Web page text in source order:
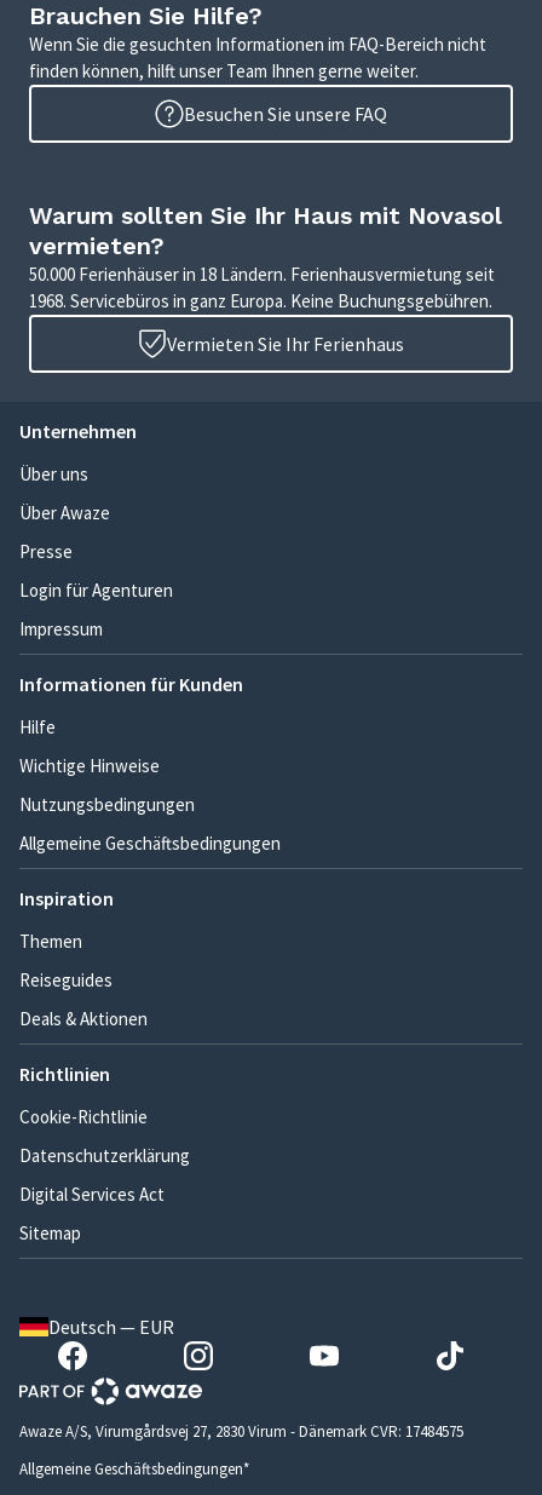
Brauchen Sie Hilfe?
Wenn Sie die gesuchten Informationen im FAQ-Bereich nicht
finden können, hilft unser Team Ihnen gerne weiter.
Besuchen Sie unsere FAQ
Warum sollten Sie Ihr Haus mit Novasol
vermieten?
50.000 Ferienhäuser in 18 Ländern. Ferienhausvermietung seit
1968. Servicebüros in ganz Europa. Keine Buchungsgebühren.
Vermieten Sie Ihr Ferienhaus
Unternehmen
Über uns
Über Awaze
Presse
Login für Agenturen
Impressum
Informationen für Kunden
Hilfe
Wichtige Hinweise
Nutzungsbedingungen
Allgemeine Geschäftsbedingungen
Inspiration
Themen
Reiseguides
Deals & Aktionen
Richtlinien
Cookie-Richtlinie
Datenschutzerklärung
Digital Services Act
Sitemap
Deutsch — EUR
Awaze A/S, Virumgårdsvej 27, 2830 Virum - Dänemark CVR: 17484575
Allgemeine Geschäftsbedingungen*